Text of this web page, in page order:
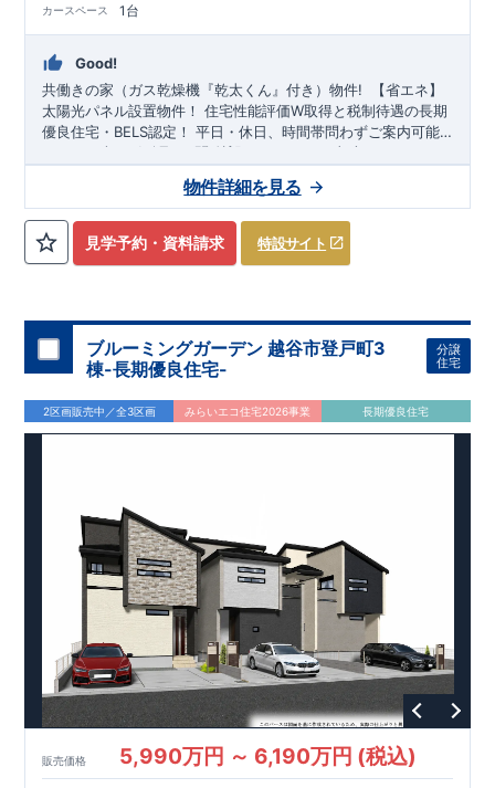
ービス株式会社」にて責任をもって対応いたします。
■住まいの工夫をショート動画でご紹介中 ここをクリック
気になる！見たい！話を聞きたい！！
ぜひ一度ご相談ください！ 「少し見てみたい」「話だけ聞いて
みたい」といった段階でも大歓迎です。 お子さま連れでのご見
学はもちろん、資金計画や住宅ローンについてのご相談も丁寧
0120-0038-63 】
18:30
※火曜・水曜定休
カースペース 1台
Good!
共働きの家（ガス乾燥機『乾太くん』付き ）物件!
【省エネ】
太陽光パネル設置物件！ 住宅性能評価W取得と税制待遇の長期
優良住宅・BELS認定！ 平日・休日、時間帯問わずご案内可能
まずはお気軽にお問い合わせください!
東武スカイツリー
徒歩8分! お子様の通学も安心です♪ 敷地は、
徒歩15分以内 ◆収納も沢山あります！
・普段から使用するキ
ッチン用品や保存食など保管に便利な
があり高級感のある空間を演出『グラビオエッジ』 ・洗面台に
は洗練されたデザイン＋清潔感を保ちやすい『フルフラットカ
ウンター』 ​◆便利な設備！ ・掃除に便利な『バルコニー水
・雨の日でも洗濯物が干せる
粉の時期のお洗濯も安心『ガス乾燥機 乾太くん』
スマートフォンで見やすい特設サイトはこちら
見学予約・資料請求 特設サイト
物件詳細を見る
ブルーミングガーデン 越谷市登戸町3
棟-長期優良住宅-
分譲
住宅
2区画販売中／全3区画 みらいエコ住宅2026事業 長期優良住宅
販売価格 5,990万円 ～ 6,190万円 (税込)